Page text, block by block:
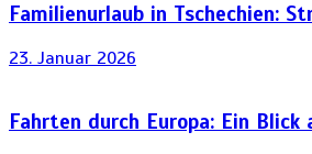
Familienurlaub in Tschechien:
23. Januar 2026
Fahrten durch Europa: Ein